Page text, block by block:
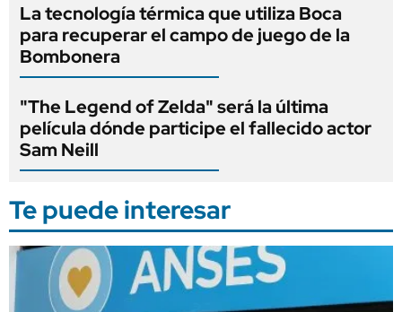
La tecnología térmica que utiliza Boca
para recuperar el campo de juego de la
Bombonera
"The Legend of Zelda" será la última
película dónde participe el fallecido actor
Sam Neill
Te puede interesar